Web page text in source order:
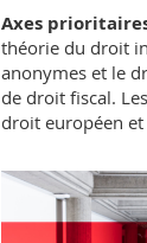
Axes
théorie du droit
anonymes et le
de droit fiscal.
droit européen